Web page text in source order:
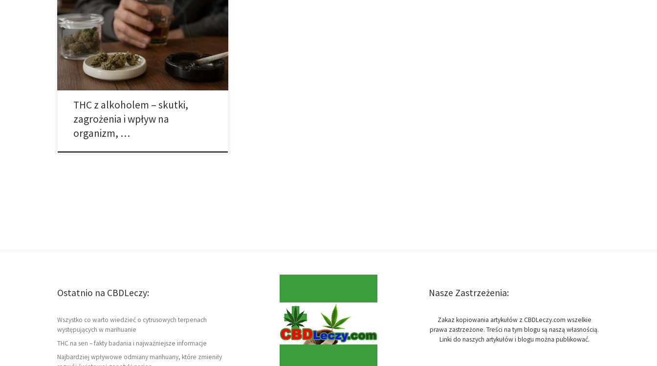
Łączenie substancji psychoaktywnych od wielu lat
stanowi przedmiot zainteresowania zarówno
naukowców, jak i lekarzy zajmujących się toksykologią
oraz psychiatrią. Wśród najczęściej spotykanych
kombinacji znajduje się jednoczesne spożywanie
alkoholu oraz produktów zawierających THC, czyli
tetrahydrokannabinol – główny związek
psychoaktywny występujący w konopiach. Choć wiele
THC z alkoholem – skutki,
zagrożenia i wpływ na
organizm, …
Ostatnio na CBDLeczy:
Wszystko co warto wiedzieć o cytrusowych terpenach
występujących w marihuanie
THC na sen – fakty badania i najważniejsze informacje
Najbardziej wpływowe odmiany marihuany, które zmieniły
Nasze Zastrzeżenia:
Zakaz kopiowania artykułów z CBDLeczy.com wszelkie
prawa zastrzeżone. Treści na tym blogu są naszą własnością.
Linki do naszych artykułów i blogu można publikować.